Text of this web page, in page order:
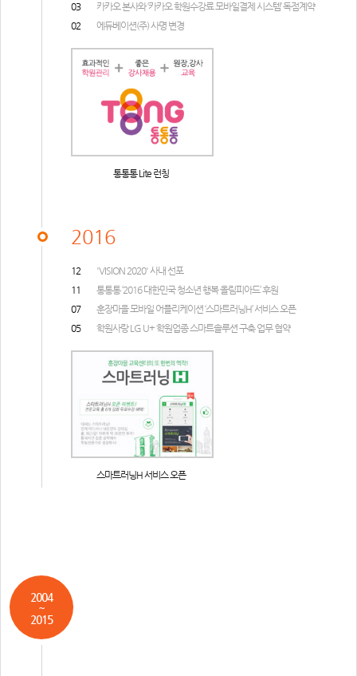
03
카카오 본사와 ‘카카오 학원수강료 모바일결제 시스템’ 독점계약
02
에듀베이션(주) 사명 변경
통통통 Lite 런칭
2016
12
'VISION 2020' 사내 선포
11
통통통 ‘2016 대한민국 청소년 행복 올림피아드’ 후원
07
훈장마을 모바일 어플리케이션 ‘스마트러닝H’ 서비스 오픈
05
학원사랑 LG U+ 학원업종 스마트솔루션 구축 업무 협약
스마트러닝H 서비스 오픈
2004
~
2015